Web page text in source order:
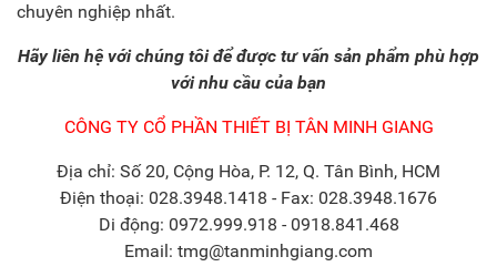
chuyên nghiệp nhất.
Hãy liên hệ với chúng tôi để được tư vấn sản phẩm phù hợp
với nhu cầu của bạn
CÔNG TY CỔ PHẦN THIẾT BỊ TÂN MINH GIANG
Địa chỉ: Số 20, Cộng Hòa, P. 12, Q. Tân Bình, HCM
Điện thoại: 028.3948.1418 - Fax: 028.3948.1676
Di động: 0972.999.918 - 0918.841.468
Email: tmg@tanminhgiang.com